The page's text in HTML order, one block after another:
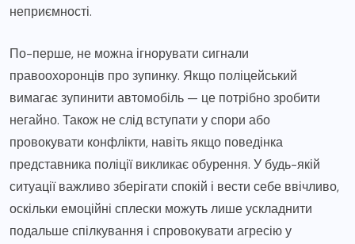
неприємності.
По-перше, не можна ігнорувати сигнали
правоохоронців про зупинку. Якщо поліцейський
вимагає зупинити автомобіль — це потрібно зробити
негайно. Також не слід вступати у спори або
провокувати конфлікти, навіть якщо поведінка
представника поліції викликає обурення. У будь-якій
ситуації важливо зберігати спокій і вести себе ввічливо,
оскільки емоційні сплески можуть лише ускладнити
подальше спілкування і спровокувати агресію у